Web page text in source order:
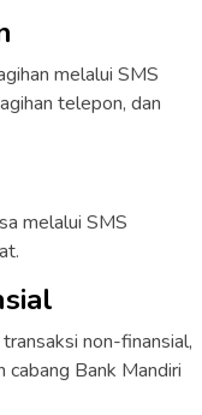
melalui SMS
telepon, dan
melalui SMS
non-finansial,
Bank Mandiri